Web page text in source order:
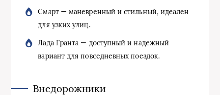
Смарт — маневренный и стильный, идеален
для узких улиц.
Лада Гранта — доступный и надежный
вариант для повседневных поездок.
Внедорожники